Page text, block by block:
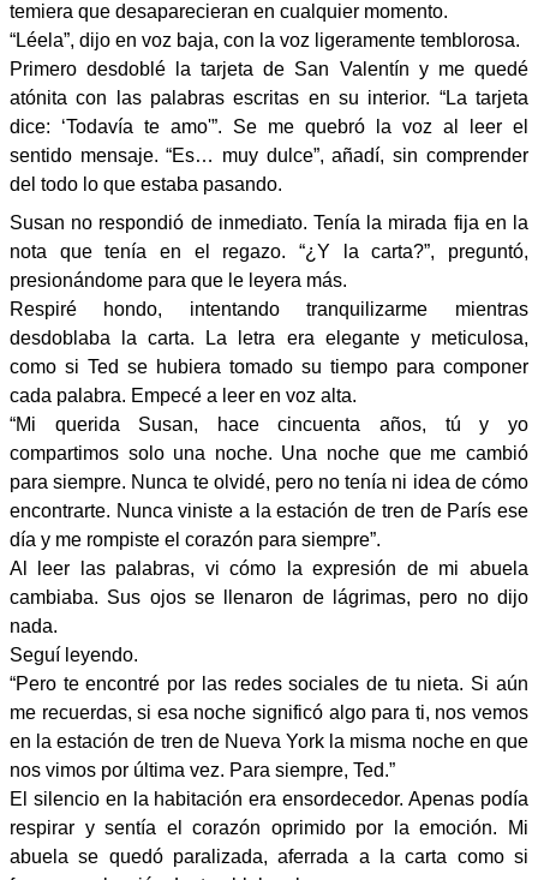
temiera que desaparecieran en cualquier momento.
“Léela”, dijo en voz baja, con la voz ligeramente temblorosa.
Primero desdoblé la tarjeta de San Valentín y me quedé
atónita con las palabras escritas en su interior. “La tarjeta
dice: ‘Todavía te amo'”. Se me quebró la voz al leer el
sentido mensaje. “Es… muy dulce”, añadí, sin comprender
del todo lo que estaba pasando.
Susan no respondió de inmediato. Tenía la mirada fija en la
nota que tenía en el regazo. “¿Y la carta?”, preguntó,
presionándome para que le leyera más.
Respiré hondo, intentando tranquilizarme mientras
desdoblaba la carta. La letra era elegante y meticulosa,
como si Ted se hubiera tomado su tiempo para componer
cada palabra. Empecé a leer en voz alta.
“Mi querida Susan, hace cincuenta años, tú y yo
compartimos solo una noche. Una noche que me cambió
para siempre. Nunca te olvidé, pero no tenía ni idea de cómo
encontrarte. Nunca viniste a la estación de tren de París ese
día y me rompiste el corazón para siempre”.
Al leer las palabras, vi cómo la expresión de mi abuela
cambiaba. Sus ojos se llenaron de lágrimas, pero no dijo
nada.
Seguí leyendo.
“Pero te encontré por las redes sociales de tu nieta. Si aún
me recuerdas, si esa noche significó algo para ti, nos vemos
en la estación de tren de Nueva York la misma noche en que
nos vimos por última vez. Para siempre, Ted.”
El silencio en la habitación era ensordecedor. Apenas podía
respirar y sentía el corazón oprimido por la emoción. Mi
abuela se quedó paralizada, aferrada a la carta como si